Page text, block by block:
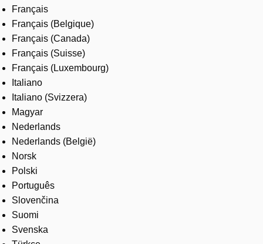
Français
Français (Belgique)
Français (Canada)
Français (Suisse)
Français (Luxembourg)
Italiano
Italiano (Svizzera)
Magyar
Nederlands
Nederlands (België)
Norsk
Polski
Português
Slovenčina
Suomi
Svenska